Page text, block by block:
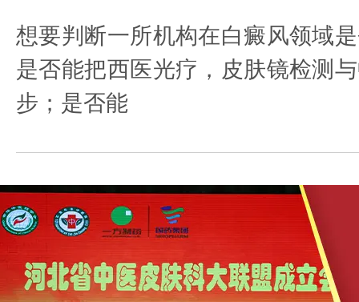
想要判断一所机构在白癜风领域
是否能把西医光疗，皮肤镜检测
步；是否能